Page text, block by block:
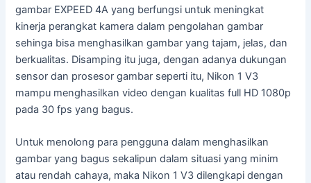
gambar EXPEED 4A yang berfungsi untuk meningkat
kinerja perangkat kamera dalam pengolahan gambar
sehinga bisa menghasilkan gambar yang tajam, jelas, dan
berkualitas. Disamping itu juga, dengan adanya dukungan
sensor dan prosesor gambar seperti itu, Nikon 1 V3
mampu menghasilkan video dengan kualitas full HD 1080p
pada 30 fps yang bagus.
Untuk menolong para pengguna dalam menghasilkan
gambar yang bagus sekalipun dalam situasi yang minim
atau rendah cahaya, maka Nikon 1 V3 dilengkapi dengan